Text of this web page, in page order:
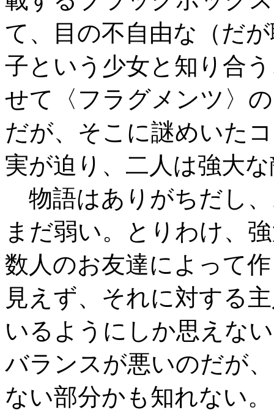
て、目の不自由な（だ
子という少女と知り合
せて〈フラグメンツ〉
だが、そこに謎めいた
実が迫り、二人は強大
物語はありがちだし
まだ弱い。とりわけ、
数人のお友達によって
見えず、それに対する
いるようにしか思えな
バランスが悪いのだが
ない部分かも知れない。